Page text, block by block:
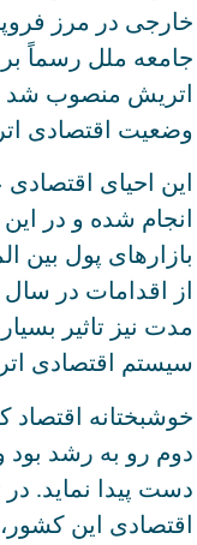
جامعه ملل رسماً
اتریش منصوب شد
وضعیت اقتصادی
این احیای
انجام شده و در
بازارهای پول بین
مدت نیز تاثیر
سیستم اقتصادی
خوشبختانه
دوم رو به رشد بود
اقتصادی این